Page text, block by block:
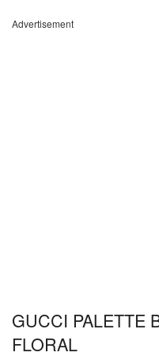
Advertisement
GUCCI PALETTE
FLORAL